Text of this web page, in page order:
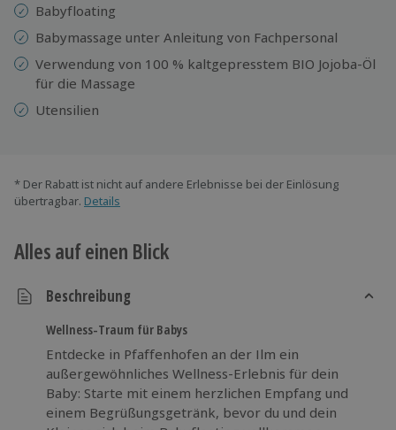
Babyfloating
Babymassage unter Anleitung von Fachpersonal
Verwendung von 100 % kaltgepresstem BIO Jojoba-Öl
für die Massage
Utensilien
* Der Rabatt ist nicht auf andere Erlebnisse bei der Einlösung
übertragbar. Details
Alles auf einen Blick
Beschreibung
Wellness-Traum für Babys
Entdecke in Pfaffenhofen an der Ilm ein
außergewöhnliches Wellness-Erlebnis für dein
Baby: Starte mit einem herzlichen Empfang und
einem Begrüßungsgetränk, bevor du und dein